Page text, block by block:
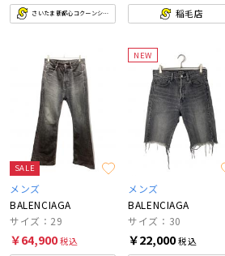
さいたま新都心コクーンシティ店
稲毛店
SALE
メンズ
BALENCIAGA
サイズ：29
￥64,900税込
NEW
メンズ
BALENCIAGA
サイズ：30
￥22,000税込